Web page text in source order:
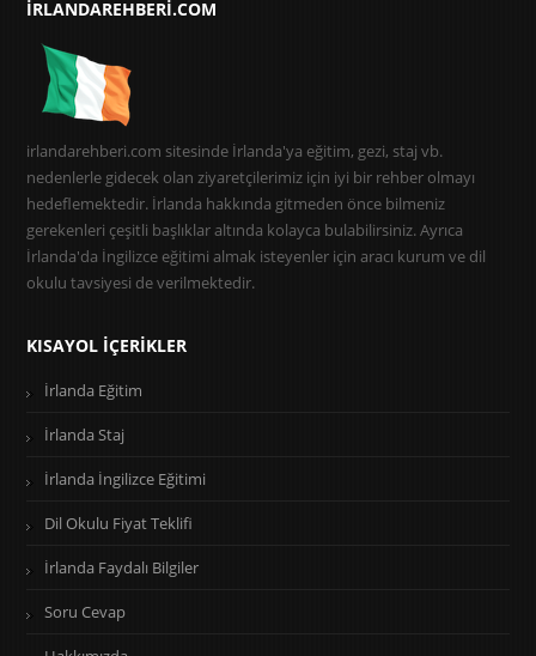
IRLANDAREHBERI.COM
irlandarehberi.com sitesinde İrlanda'ya eğitim, gezi, staj vb.
nedenlerle gidecek olan ziyaretçilerimiz için iyi bir rehber olmayı
hedeflemektedir. İrlanda hakkında gitmeden önce bilmeniz
gerekenleri çeşitli başlıklar altında kolayca bulabilirsiniz. Ayrıca
İrlanda'da İngilizce eğitimi almak isteyenler için aracı kurum ve dil
okulu tavsiyesi de verilmektedir.
KISAYOL İÇERIKLER
İrlanda Eğitim
İrlanda Staj
İrlanda İngilizce Eğitimi
Dil Okulu Fiyat Teklifi
İrlanda Faydalı Bilgiler
Soru Cevap